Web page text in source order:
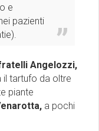
e
pazienti
Angelozzi,
il tartufo da oltre
piante
a pochi